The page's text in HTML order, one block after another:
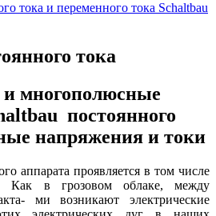
тока
многополюсные
постоянного
напряжения и токи
аппарата проявляется в том числе
Как в грозовом облаке, между
ми возникают электрические